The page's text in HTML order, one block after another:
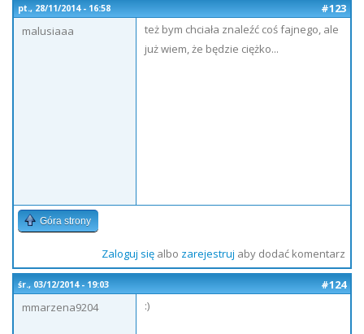
pt., 28/11/2014 - 16:58
#123
malusiaaa
też bym chciała znaleźć coś fajnego, ale
już wiem, że będzie ciężko...
Góra strony
Zaloguj sięalbo zarejestruj aby dodać komentarz
śr., 03/12/2014 - 19:03
#124
mmarzena9204
:)